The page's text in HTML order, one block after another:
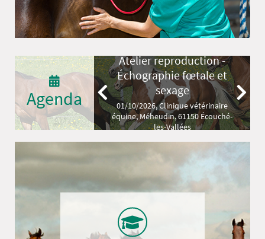
Agenda
Atelier reproduction -
Échographie fœtale et
sexage
01/10/2026, Clinique vétérinaire
équine, Méheudin, 61150 Écouché-
les-Vallées